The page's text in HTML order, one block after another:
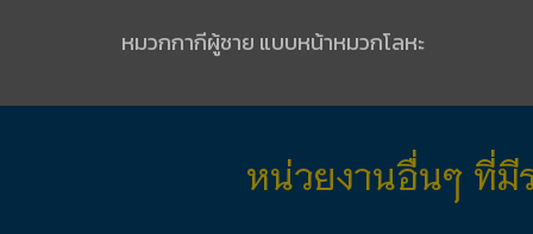
หมวกกากีผู้ชาย แบบหน้าหมวกโลหะ
หน่วยงานอื่นๆ ที่มี